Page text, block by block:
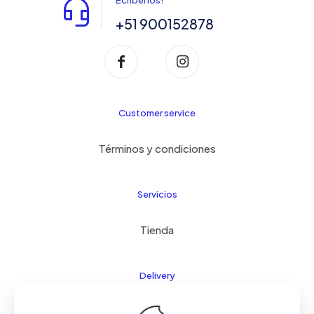
+51 900152878
Customer service
Términos y condiciones
Servicios
Tienda
Delivery
FAQ